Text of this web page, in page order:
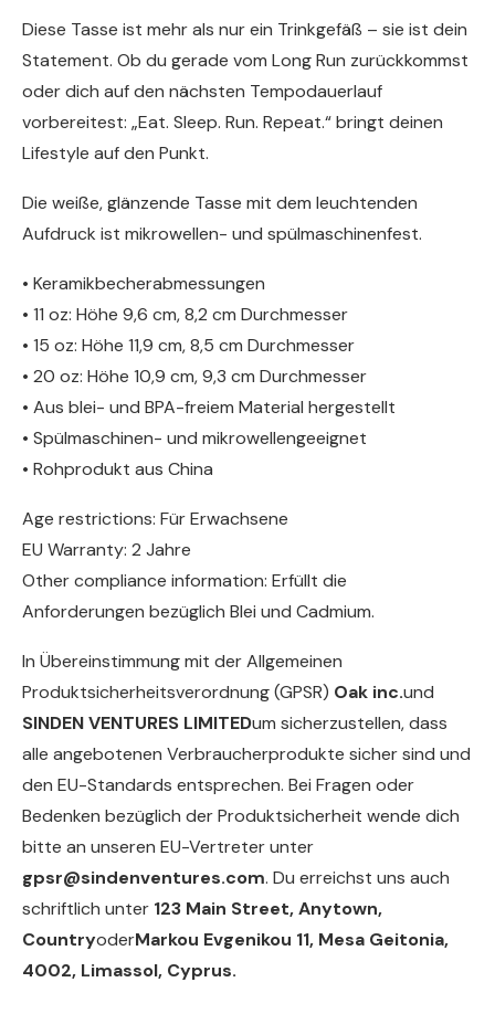
Diese Tasse ist mehr als nur ein Trinkgefäß – sie ist dein
Statement. Ob du gerade vom Long Run zurückkommst
oder dich auf den nächsten Tempodauerlauf
vorbereitest: „Eat. Sleep. Run. Repeat.“ bringt deinen
Lifestyle auf den Punkt.
Die weiße, glänzende Tasse mit dem leuchtenden
Aufdruck ist mikrowellen- und spülmaschinenfest.
• Keramikbecherabmessungen
• 11 oz: Höhe 9,6 cm, 8,2 cm Durchmesser
• 15 oz: Höhe 11,9 cm, 8,5 cm Durchmesser
• 20 oz: Höhe 10,9 cm, 9,3 cm Durchmesser
• Aus blei- und BPA-freiem Material hergestellt
• Spülmaschinen- und mikrowellengeeignet
• Rohprodukt aus China
Age restrictions: Für Erwachsene
EU Warranty: 2 Jahre
Other compliance information: Erfüllt die
Anforderungen bezüglich Blei und Cadmium.
In Übereinstimmung mit der Allgemeinen
Produktsicherheitsverordnung (GPSR) Oak inc.und
SINDEN VENTURES LIMITEDum sicherzustellen, dass
alle angebotenen Verbraucherprodukte sicher sind und
den EU-Standards entsprechen. Bei Fragen oder
Bedenken bezüglich der Produktsicherheit wende dich
bitte an unseren EU-Vertreter unter
gpsr@sindenventures.com. Du erreichst uns auch
schriftlich unter 123 Main Street, Anytown,
CountryoderMarkou Evgenikou 11, Mesa Geitonia,
4002, Limassol, Cyprus.